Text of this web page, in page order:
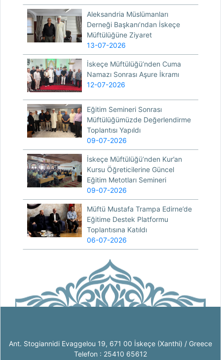
Aleksandria Müslümanları
Derneği Başkanı’ndan İskeçe
Müftülüğüne Ziyaret
13-07-2026
İskeçe Müftülüğü’nden Cuma
Namazı Sonrası Aşure İkramı
12-07-2026
Eğitim Semineri Sonrası
Müftülüğümüzde Değerlendirme
Toplantısı Yapıldı
09-07-2026
İskeçe Müftülüğü’nden Kur’an
Kursu Öğreticilerine Güncel
Eğitim Metotları Semineri
09-07-2026
Müftü Mustafa Trampa Edirne’de
Eğitime Destek Platformu
Toplantısına Katıldı
06-07-2026
Ant. Stogiannidi Evaggelou 19, 671 00 İskeçe (Xanthi) / Greece
Telefon : 25410 65612